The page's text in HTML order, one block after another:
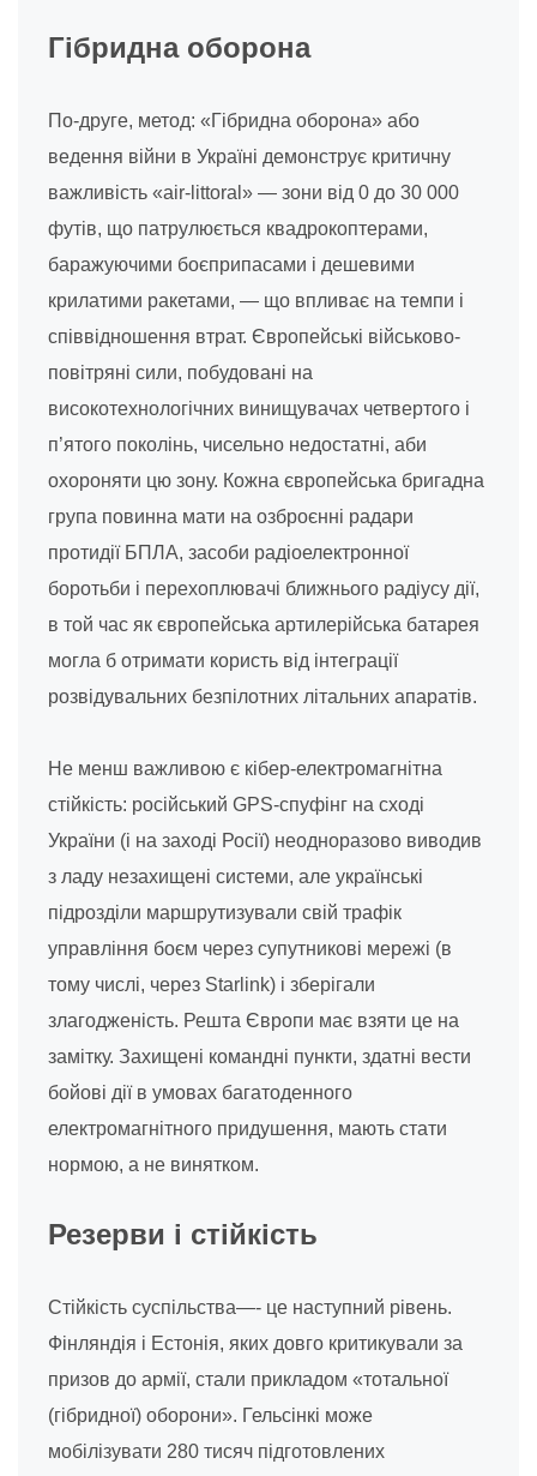
Гібридна оборона
По-друге, метод: «Гібридна оборона» або
ведення війни в Україні демонструє критичну
важливість «air-littoral» — зони від 0 до 30 000
футів, що патрулюється квадрокоптерами,
баражуючими боєприпасами і дешевими
крилатими ракетами, — що впливає на темпи і
співвідношення втрат. Європейські військово-
повітряні сили, побудовані на
високотехнологічних винищувачах четвертого і
п’ятого поколінь, чисельно недостатні, аби
охороняти цю зону. Кожна європейська бригадна
група повинна мати на озброєнні радари
протидії БПЛА, засоби радіоелектронної
боротьби і перехоплювачі ближнього радіусу дії,
в той час як європейська артилерійська батарея
могла б отримати користь від інтеграції
розвідувальних безпілотних літальних апаратів.
Не менш важливою є кібер-електромагнітна
стійкість: російський GPS-спуфінг на сході
України (і на заході Росії) неодноразово виводив
з ладу незахищені системи, але українські
підрозділи маршрутизували свій трафік
управління боєм через супутникові мережі (в
тому числі, через Starlink) і зберігали
злагодженість. Решта Європи має взяти це на
замітку. Захищені командні пункти, здатні вести
бойові дії в умовах багатоденного
електромагнітного придушення, мають стати
нормою, а не винятком.
Резерви і стійкість
Стійкість суспільства—- це наступний рівень.
Фінляндія і Естонія, яких довго критикували за
призов до армії, стали прикладом «тотальної
(гібридної) оборони». Гельсінкі може
мобілізувати 280 тисяч підготовлених